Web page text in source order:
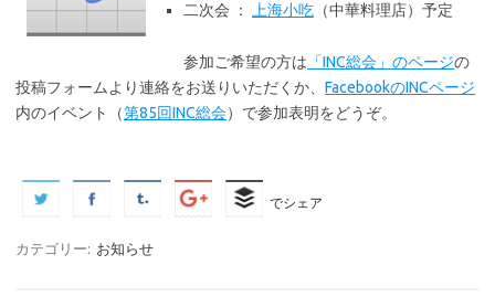
二次会 ：
上海小吃 （中華料理店）予定
参加ご希望の方は 「INC総会」のページの
投稿フォームより連絡をお送りいただくか、 FacebookのINCページ
内のイベント（第85回INC総会）で参加表明をどうぞ。
でシェア
カテゴリー: お知らせ